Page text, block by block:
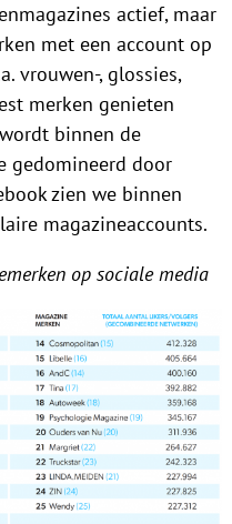
actief, maar
met een account op
vrouwen-, glossies,
merken genieten
binnen de
gedomineerd door
zien we binnen
magazineaccounts.
op sociale media